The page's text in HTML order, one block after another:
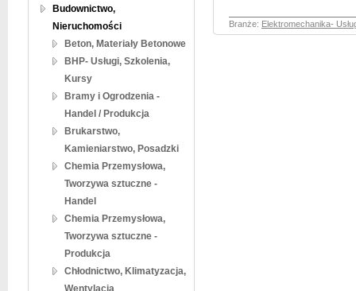
Budownictwo,
Nieruchomości
Beton, Materiały Betonowe
BHP- Usługi, Szkolenia,
Kursy
Bramy i Ogrodzenia -
Handel / Produkcja
Brukarstwo,
Kamieniarstwo, Posadzki
Chemia Przemysłowa,
Tworzywa sztuczne -
Handel
Chemia Przemysłowa,
Tworzywa sztuczne -
Produkcja
Chłodnictwo, Klimatyzacja,
Wentylacja
Branże: Elektromechanika-